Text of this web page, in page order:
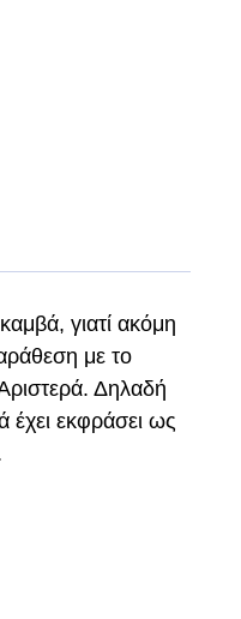
γιατί ακόμη
με το
Δηλαδή
έχει εκφράσει ως